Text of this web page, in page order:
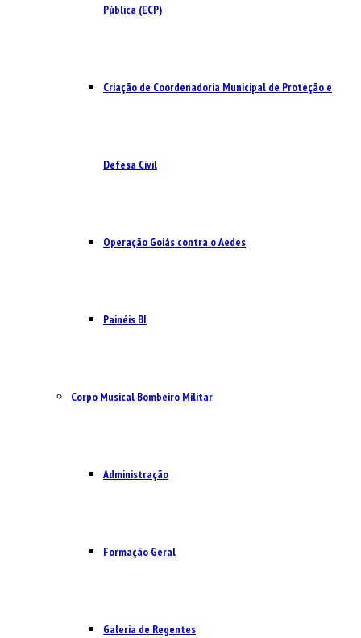
Pública (ECP)
Criação de Coordenadoria Municipal de Proteção e
Defesa Civil
Operação Goiás contra o Aedes
Painéis BI
Corpo Musical Bombeiro Militar
Administração
Formação Geral
Galeria de Regentes